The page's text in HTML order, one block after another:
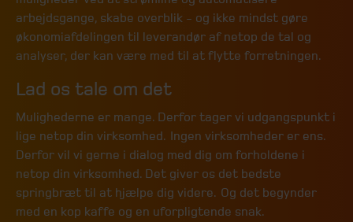
arbejdsgange, skabe overblik - og ikke mindst gøre
økonomiafdelingen til leverandør af netop de tal og
analyser, der kan være med til at flytte forretningen.
Lad os tale om det
Mulighederne er mange. Derfor tager vi udgangspunkt i
lige netop din virksomhed. Ingen virksomheder er ens.
Derfor vil vi gerne i dialog med dig om forholdene i
netop din virksomhed. Det giver os det bedste
springbræt til at hjælpe dig videre. Og det begynder
med en kop kaffe og en uforpligtende snak.